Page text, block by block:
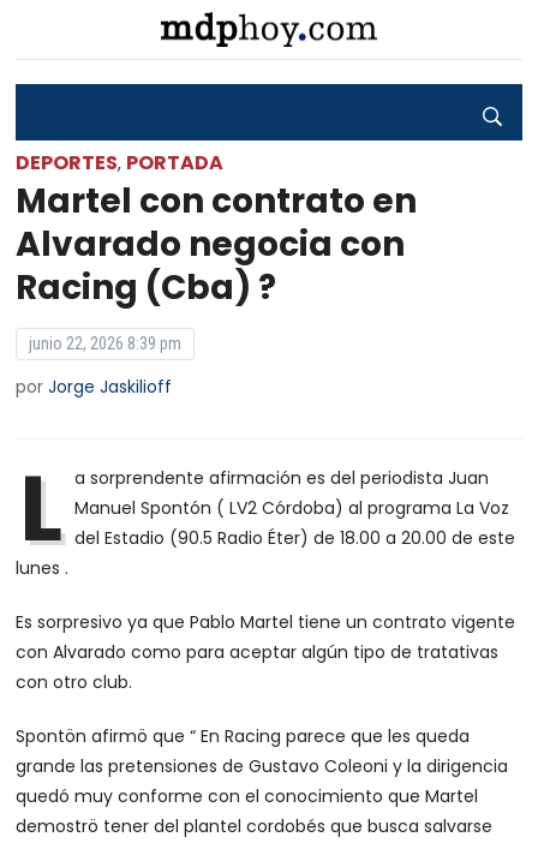
DEPORTES, PORTADA
Martel con contrato en
Alvarado negocia con
Racing (Cba) ?
junio 22, 2026 8:39 pm
porJorge Jaskilioff
L a sorprendente afirmación es del periodista Juan
Manuel Spontón ( LV2 Córdoba) al programa La Voz
del Estadio (90.5 Radio Éter) de 18.00 a 20.00 de este
lunes .
Es sorpresivo ya que Pablo Martel tiene un contrato vigente
con Alvarado como para aceptar algún tipo de tratativas
con otro club.
Spontön afirmö que “ En Racing parece que les queda
grande las pretensiones de Gustavo Coleoni y la dirigencia
quedó muy conforme con el conocimiento que Martel
demoströ tener del plantel cordobés que busca salvarse